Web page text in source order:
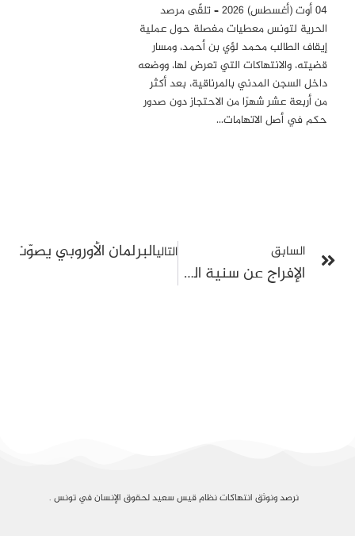
04 أوت (أغسطس) 2026 – تلقّى مرصد
الحرية لتونس معطيات مفصلة حول عملية
إيقاف الطالب محمد لؤي بن أحمد، ومسار
قضيته، والانتهاكات التي تعرض لها، ووضعه
داخل السجن المدني بالمرناقية، بعد أكثر
من أربعة عشر شهرًا من الاحتجاز دون صدور
حكم في أصل الاتهامات…
السابق
الإفراج عن سنية الدهماني: نهاية صفحة مؤلمة وانتصار لنضال العائلة والمجتمع المدني والسياسي
التاليالبرلمان الأوروبي
نرصد ونوثق انتهاكات نظام قيس سعيد لحقوق الإنسان في تونس .